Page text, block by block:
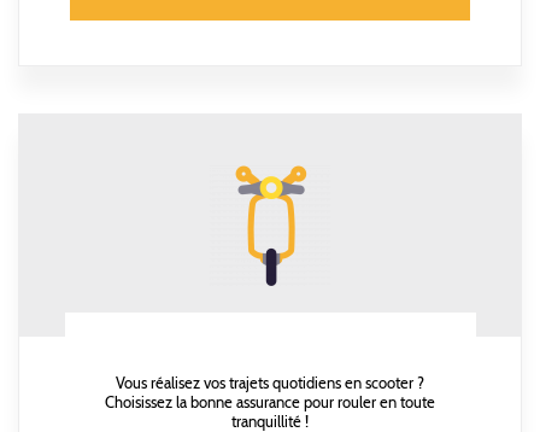
Vous réalisez vos trajets quotidiens en scooter ?
Choisissez la bonne assurance pour rouler en toute
tranquillité !